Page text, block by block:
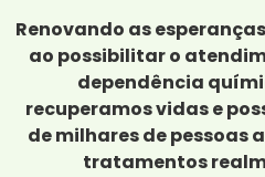
Renovando as
ao possibilitar o
dependência
recuperamos vidas e
de milhares de pessoas
tratamentos